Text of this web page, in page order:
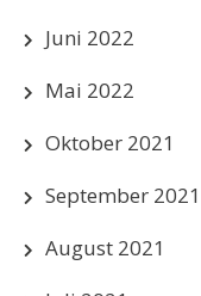
Juni 2022
Mai 2022
Oktober 2021
September 2021
August 2021